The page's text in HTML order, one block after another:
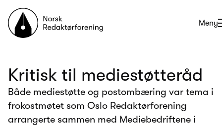
Til forsiden
Åpne
Meny
Kritisk til mediestøtteråd
Både mediestøtte og postombæring var tema i
frokostmøtet som Oslo Redaktørforening
arrangerte sammen med Mediebedriftene i